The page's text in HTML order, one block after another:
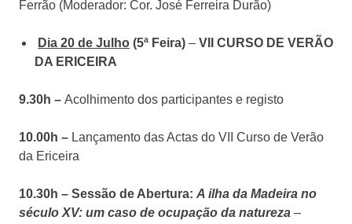
Ferrão (Moderador: Cor. José Ferreira Durão)
Dia 20 de Julho (5ª Feira) – VII CURSO DE VERÃO
DA ERICEIRA
9.30h – Acolhimento dos participantes e registo
10.00h – Lançamento das Actas do VII Curso de Verão
da Ericeira
10.30h – Sessão de Abertura: A ilha da Madeira no
século XV: um caso de ocupação da natureza –